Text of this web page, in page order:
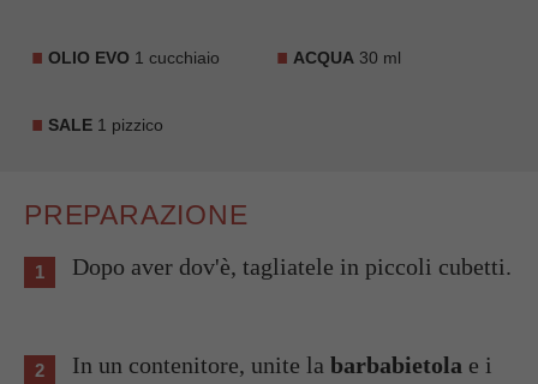
OLIO EVO 1 cucchiaio ACQUA 30 ml
SALE 1 pizzico
PREPARAZIONE
Dopo aver dov'è, tagliatele in piccoli cubetti.
In un contenitore, unite la barbabietola e i